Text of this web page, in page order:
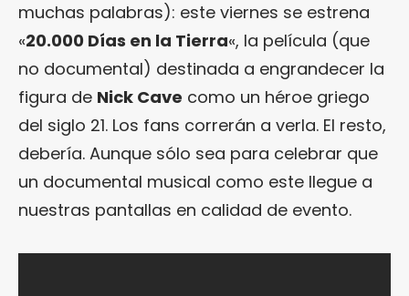
muchas palabras): este viernes se estrena
«20.000 Días en la Tierra«, la película (que
no documental) destinada a engrandecer la
figura de Nick Cave como un héroe griego
del siglo 21. Los fans correrán a verla. El resto,
debería. Aunque sólo sea para celebrar que
un documental musical como este llegue a
nuestras pantallas en calidad de evento.